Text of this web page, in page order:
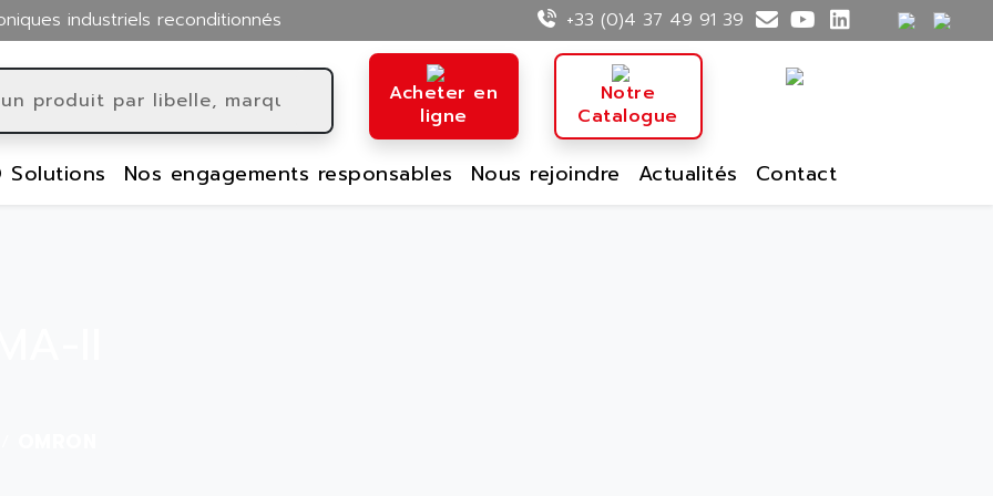
industriels reconditionnés +33 (0)4 37 49 91 39
Acheter en
ligne
Notre
Catalogue
Solutions Nos engagements responsables Nous rejoindre Actualités Contact